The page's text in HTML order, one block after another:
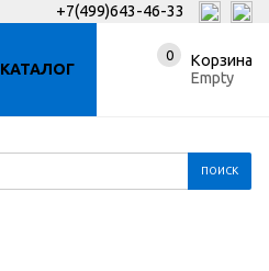
+7(499)643-46-33
КАТАЛОГ
0
Корзина
Empty